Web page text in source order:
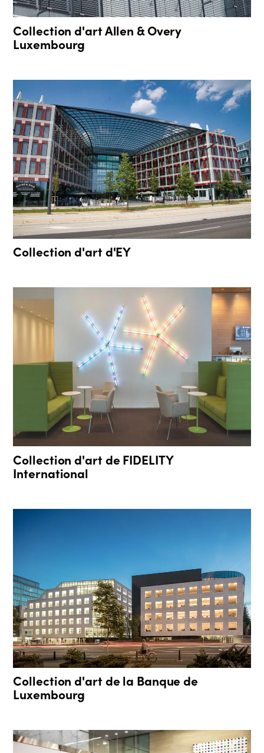
Collection d'art Allen & Overy
Luxembourg
Collection d'art d'EY
Collection d'art de FIDELITY
International
Collection d'art de la Banque de
Luxembourg